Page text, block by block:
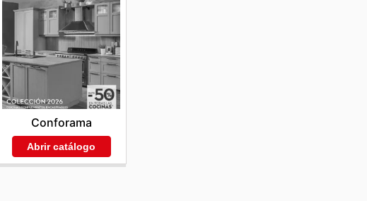
Conforama
Abrir catálogo